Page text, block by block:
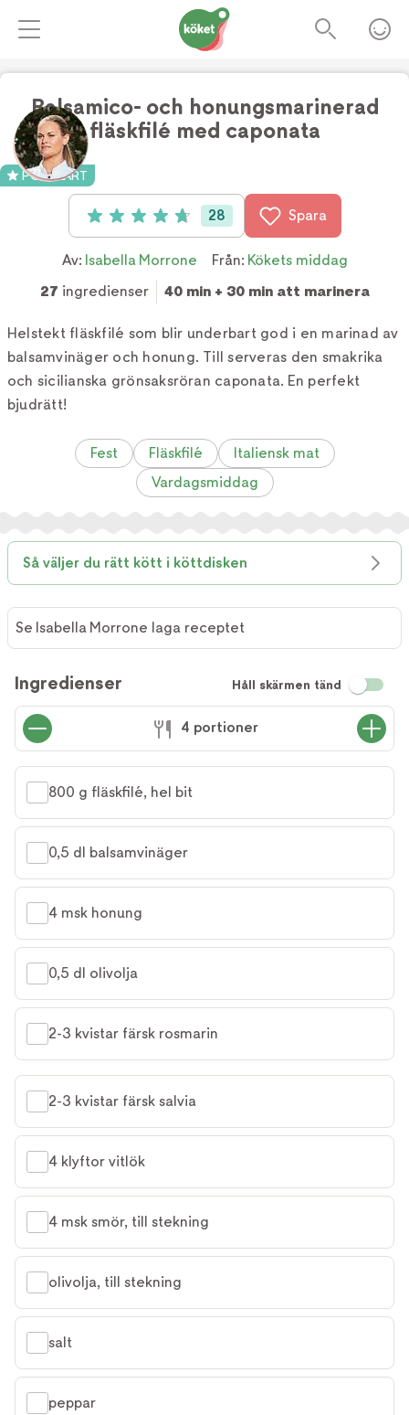
Balsamico- och honungsmarinerad
fläskfilé med caponata
POPULÄRT
Betyg: 4.8 av 5 (28 röster)
28 Spara
Av: Isabella Morrone Från: Kökets middag
27 ingredienser 40 min + 30 min att marinera
Helstekt fläskfilé som blir underbart god i en marinad av
balsamvinäger och honung. Till serveras den smakrika
och sicilianska grönsaksröran caponata. En perfekt
bjudrätt!
Fest Fläskfilé
Italiensk mat
Vardagsmiddag
Så väljer du rätt kött i köttdisken
Isabella
Morrone
laga
receptet
Se Isabella Morrone laga receptet
Ingredienser Håll skärmen tänd
4 portioner
800 g fläskfilé, hel bit
0,5 dl balsamvinäger
4 msk honung
0,5 dl olivolja
2-3 kvistar färsk rosmarin
2-3 kvistar färsk salvia
4 klyftor vitlök
4 msk smör, till stekning
olivolja, till stekning
salt
peppar